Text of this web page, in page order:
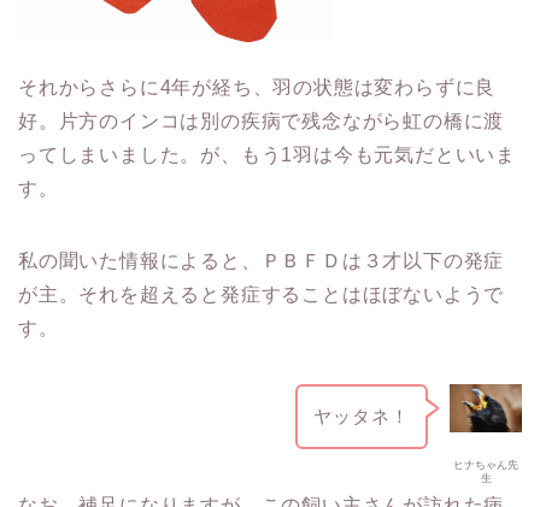
それからさらに4年が経ち、羽の状態は変わらずに良
好。片方のインコは別の疾病で残念ながら虹の橋に渡
ってしまいました。が、もう1羽は今も元気だといいま
す。
私の聞いた情報によると、ＰＢＦＤは３才以下の発症
が主。それを超えると発症することはほぼないようで
す。
ヒナちゃん先
生
ヤッタネ！